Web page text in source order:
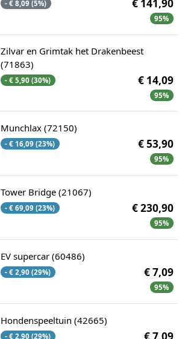
- € 8,09 (5%) € 141,90
95%
Zilvar en Grimtak het Drakenbeest
(71863)
- € 5,90 (30%) € 14,09
95%
Munchlax (72150)
- € 16,09 (23%) € 53,90
95%
Tower Bridge (21067)
- € 69,09 (23%) € 230,90
95%
EV supercar (60486)
- € 2,90 (29%) € 7,09
95%
Hondenspeeltuin (42665)
- € 2,90 (29%)